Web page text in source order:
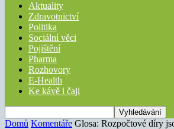
Aktuality
Zdravotnictví
Politika
Sociální věci
Pojištění
Pharma
Rozhovory
E-Health
Ke kávě i čaji
Domů Komentáře Glosa: Rozpočtové díry